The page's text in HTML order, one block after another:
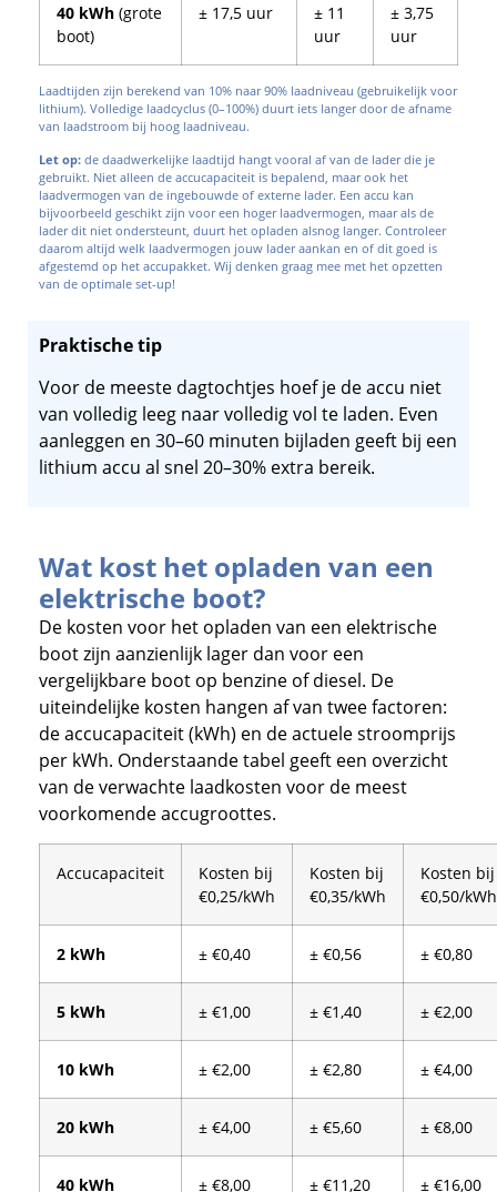
40 kWh (grote
boot)
± 17,5 uur
± 11
uur
± 3,75
uur
Laadtijden zijn berekend van 10% naar 90% laadniveau (gebruikelijk voor
lithium). Volledige laadcyclus (0–100%) duurt iets langer door de afname
van laadstroom bij hoog laadniveau.
Let op: de daadwerkelijke laadtijd hangt vooral af van de lader die je
gebruikt. Niet alleen de accucapaciteit is bepalend, maar ook het
laadvermogen van de ingebouwde of externe lader. Een accu kan
bijvoorbeeld geschikt zijn voor een hoger laadvermogen, maar als de
lader dit niet ondersteunt, duurt het opladen alsnog langer. Controleer
daarom altijd welk laadvermogen jouw lader aankan en of dit goed is
afgestemd op het accupakket. Wij denken graag mee met het opzetten
van de optimale set-up!
Praktische tip
Voor de meeste dagtochtjes hoef je de accu niet
van volledig leeg naar volledig vol te laden. Even
aanleggen en 30–60 minuten bijladen geeft bij een
lithium accu al snel 20–30% extra bereik.
Wat kost het opladen van een
elektrische boot?
De kosten voor het opladen van een elektrische
boot zijn aanzienlijk lager dan voor een
vergelijkbare boot op benzine of diesel. De
uiteindelijke kosten hangen af van twee factoren:
de accucapaciteit (kWh) en de actuele stroomprijs
per kWh. Onderstaande tabel geeft een overzicht
van de verwachte laadkosten voor de meest
voorkomende accugroottes.
Accucapaciteit
Kosten bij
€0,25/kWh
Kosten bij
€0,35/kWh
Kosten bij
€0,50/kWh
2 kWh ± €0,40 ± €0,56 ± €0,80
5 kWh ± €1,00 ± €1,40 ± €2,00
10 kWh ± €2,00 ± €2,80 ± €4,00
20 kWh ± €4,00 ± €5,60 ± €8,00
40 kWh ± €8,00 ± €11,20 ± €16,00